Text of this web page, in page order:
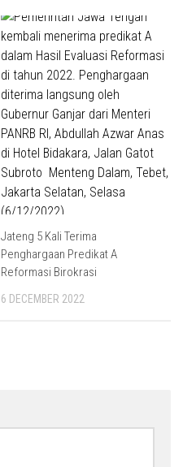
Jateng 5 Kali Terima
Penghargaan Predikat A
Reformasi Birokrasi
6 DECEMBER 2022